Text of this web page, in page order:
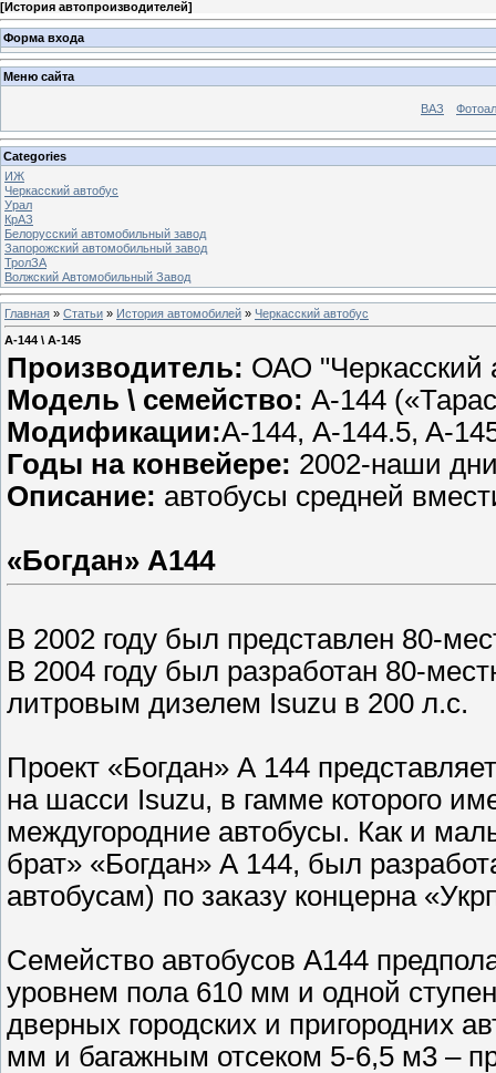
[История автопроизводителей]
Форма входа
Меню сайта
ВАЗ
Categories
ИЖ
Черкасский автобус
Урал
КрАЗ
Белорусский автомобильный завод
Запорожский автомобильный завод
ТролЗА
Волжский Автомобильный Завод
Главная » Статьи » История автомобилей » Черкасский автобус
А-144 \ А-145
Производитель: ОАО "Черкасский
Модель \ семейство: А-144
Модификации:А-144, A-144.5, A-
Годы на конвейере: 2002-наши
Описание: автобусы средней
«Богдан» А144
В 2002 году был представлен 80-
В 2004 году был разработан 80-
литровым дизелем Isuzu в 200 л.с.
Проект «Богдан» А 144
на шасси Isuzu, в гамме которого
междугородние автобусы. Как и
брат» «Богдан» А 144, был
автобусам) по заказу концерна
Семейство автобусов А144
уровнем пола 610 мм и одной
дверных городских и пригородних
мм и багажным отсеком 5-6,5 м3 –